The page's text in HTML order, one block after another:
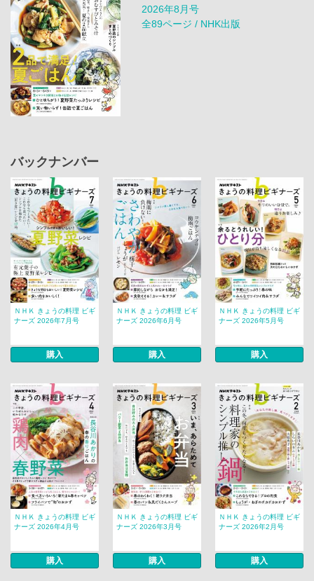
2026年8月号
全89ページ / NHK出版
バックナンバー
ＮＨＫ きょうの料理 ビギ
ナーズ 2026年7月号
購入
ＮＨＫ きょうの料理 ビギ
ナーズ 2026年6月号
購入
ＮＨＫ きょうの料理 ビギ
ナーズ 2026年5月号
購入
ＮＨＫ きょうの料理 ビギ
ナーズ 2026年4月号
購入
ＮＨＫ きょうの料理 ビギ
ナーズ 2026年3月号
購入
ＮＨＫ きょうの料理 ビギ
ナーズ 2026年2月号
購入